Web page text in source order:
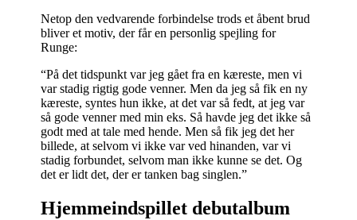
Netop den vedvarende forbindelse trods et åbent brud
bliver et motiv, der får en personlig spejling for
Runge:
“På det tidspunkt var jeg gået fra en kæreste, men vi
var stadig rigtig gode venner. Men da jeg så fik en ny
kæreste, syntes hun ikke, at det var så fedt, at jeg var
så gode venner med min eks. Så havde jeg det ikke så
godt med at tale med hende. Men så fik jeg det her
billede, at selvom vi ikke var ved hinanden, var vi
stadig forbundet, selvom man ikke kunne se det. Og
det er lidt det, der er tanken bag singlen.”
Hjemmeindspillet debutalbum